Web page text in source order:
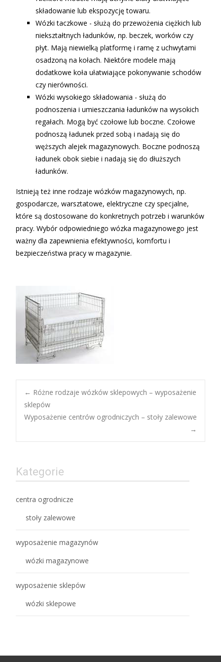
składowanie lub ekspozycję towaru.
Wózki taczkowe - służą do przewożenia ciężkich lub
niekształtnych ładunków, np. beczek, worków czy
płyt. Mają niewielką platformę i ramę z uchwytami
osadzoną na kołach. Niektóre modele mają
dodatkowe koła ułatwiające pokonywanie schodów
czy nierówności.
Wózki wysokiego składowania - służą do
podnoszenia i umieszczania ładunków na wysokich
regałach. Mogą być czołowe lub boczne. Czołowe
podnoszą ładunek przed sobą i nadają się do
węższych alejek magazynowych. Boczne podnoszą
ładunek obok siebie i nadają się do dłuższych
ładunków.
Istnieją też inne rodzaje wózków magazynowych, np.
gospodarcze, warsztatowe, elektryczne czy specjalne,
które są dostosowane do konkretnych potrzeb i warunków
pracy. Wybór odpowiedniego wózka magazynowego jest
ważny dla zapewnienia efektywności, komfortu i
bezpieczeństwa pracy w magazynie.
Post
navigation
← Różne rodzaje wózków sklepowych – wyposażenie
sklepów
Wyposażenie centrów ogrodniczych – stoły zalewowe
→
Kategorie
centra ogrodnicze
stoły zalewowe
wyposażenie magazynów
wózki magazynowe
wyposażenie sklepów
wózki sklepowe